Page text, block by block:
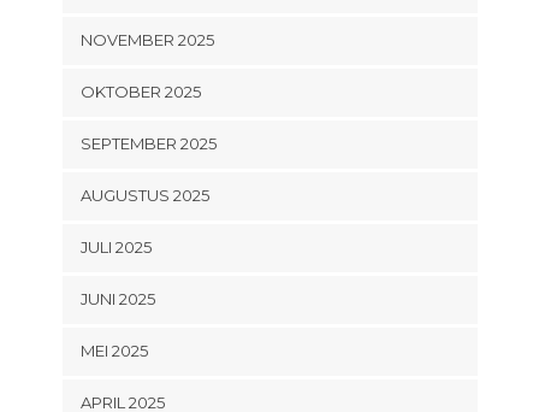
NOVEMBER 2025
OKTOBER 2025
SEPTEMBER 2025
AUGUSTUS 2025
JULI 2025
JUNI 2025
MEI 2025
APRIL 2025